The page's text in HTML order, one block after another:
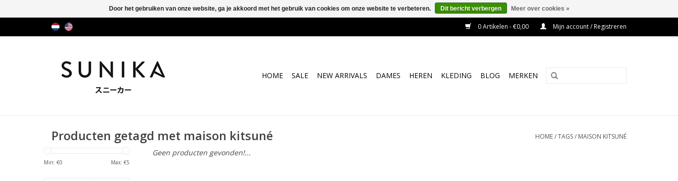
0 Artikelen - €0,00 Mijn account / Registreren
HOME SALE NEW ARRIVALS DAMES HEREN KLEDING BLOG MERKEN
Producten getagd met maison kitsuné HOME/TAGS/ MAISON KITSUNÉ
Min: €0 Max: €5
Geen producten gevonden!...
Door het gebruiken van onze website, ga je akkoord met het gebruik van cookies om onze website te verbeteren. Dit bericht verbergen Meer over cookies »